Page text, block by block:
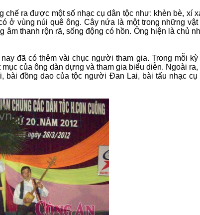
ra được một số nhạc cụ dân tộc như: khèn bè, xí
ở vùng núi quê ông. Cây nứa là một trong những vật
thanh rộn rã, sống động có hồn. Ông hiện là chủ
đã có thêm vài chục người tham gia. Trong mỗi kỳ
của ông dàn dựng và tham gia biểu diễn. Ngoài ra,
bài đồng dao của tộc người Đan Lai, bài tấu nhạc cụ